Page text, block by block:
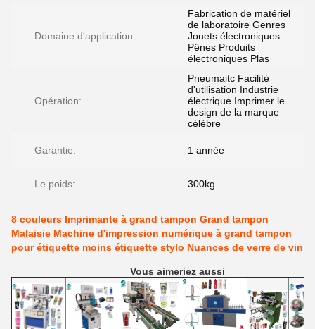
Domaine d'application:
Fabrication de matériel
de laboratoire Genres
Jouets électroniques
Pênes Produits
électroniques Plas
Opération:
Pneumaitc Facilité
d'utilisation Industrie
électrique Imprimer le
design de la marque
célèbre
Garantie: 1 année
Le poids: 300kg
8 couleurs Imprimante à grand tampon Grand tampon
Malaisie Machine d'impression numérique à grand tampon
pour étiquette moins étiquette stylo Nuances de verre de vin
Vous aimeriez aussi